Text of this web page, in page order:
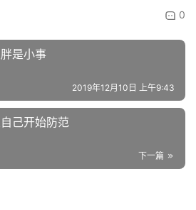
0
是小事
2019年12月10日 上午9:43
己开始防范
下一篇